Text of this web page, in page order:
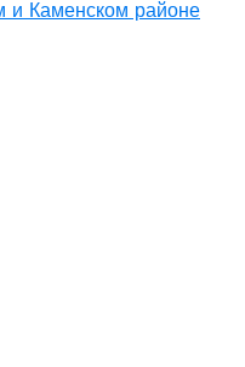
и Каменском районе